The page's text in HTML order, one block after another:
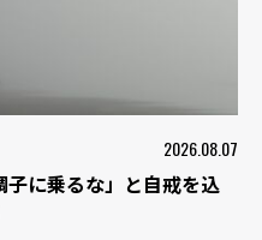
2026.08.07
に乗るな」と自戒を込